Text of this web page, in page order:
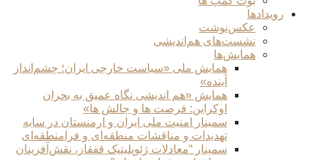
رویدادها
عکس‌نوشت
نشست‌های هم‌اندیشی
همایش‌ها
همایش ملی «سیاست خارجی ایران؛ چشم‌انداز
آینده»
همایش «هم اندیشی نگاه عمیق به بحران
اوکراین: فرصت ها و چالش ها»
سمینار امنیت ملی ایران و ارمنستان در سایه
تهدیدات و مناقشات منطقه‌ای و فرامنطقه‌ای
سمینار “معادلات ژئوپلیتیک قفقاز، نقش‌آفرینان